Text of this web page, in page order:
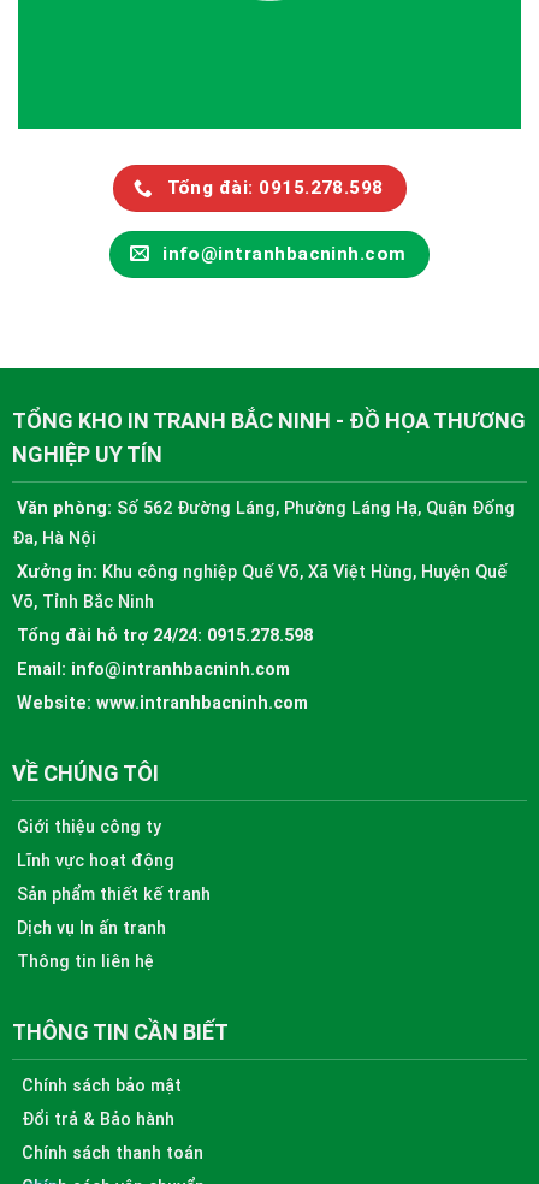
Tổng đài: 0915.278.598
info@intranhbacninh.com
TỔNG KHO IN TRANH BẮC NINH - ĐỒ HỌA THƯƠNG
NGHIỆP UY TÍN
Văn phòng: Số 562 Đường Láng, Phường Láng Hạ, Quận Đống
Đa, Hà Nội
Xưởng in: Khu công nghiệp Quế Võ, Xã Việt Hùng, Huyện Quế
Võ, Tỉnh Bắc Ninh
Tổng đài hỗ trợ 24/24: 0915.278.598
Email: info@intranhbacninh.com
Website: www.intranhbacninh.com
VỀ CHÚNG TÔI
Giới thiệu công ty
Lĩnh vực hoạt động
Sản phẩm thiết kế tranh
Dịch vụ In ấn tranh
Thông tin liên hệ
THÔNG TIN CẦN BIẾT
Chính sách bảo mật
Đổi trả & Bảo hành
Chính sách thanh toán